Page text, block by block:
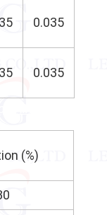
0.035
0.035
(%)